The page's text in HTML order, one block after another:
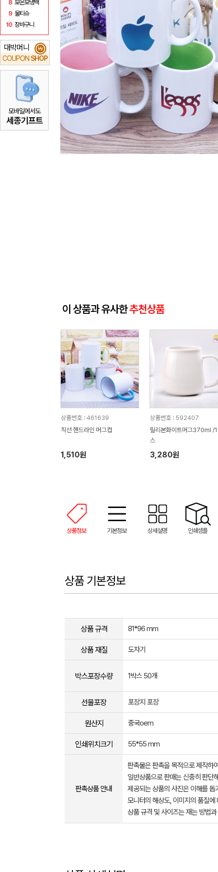
8 보온보냉백
9 물티슈
10 장바구니
대박머니
COUPON SHOP
₩
모바일에서도
세종기프트
이 상품과 유사한추천상품
상품번호 : 461639
직선 핸드라인 머그컵
1,510원
상품번호 : 592407
릴리본화이트머그370ml /
스
3,280원
상품정보 기본정보 상세설명 인쇄샘플
상품 기본정보
상품 규격 81*96 mm
상품 재질 도자기
박스포장수량 1박스 50개
선물포장 포장지 포장
원산지 중국oem
인쇄위치크기 55*55 mm
판촉상품 안내
판촉물은 판촉을 목적으로 제작하
일반상품으로 판매는 신중히 판단
제공되는 상품의 사진은 이해를
모니터의 해상도, 이미지의 품질
상품 규격 및 사이즈는 재는 방법